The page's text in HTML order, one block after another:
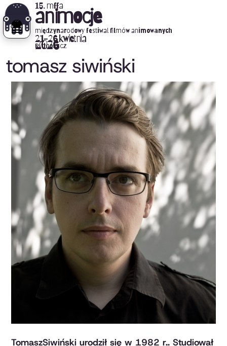
15. mffa
animocje
2026
międzynarodowy festiwal filmów animowanych
21-26 kwietnia
Bydgoszcz
tomasz siwiński
TomaszSiwiński urodził się w 1982 r.. Studiował